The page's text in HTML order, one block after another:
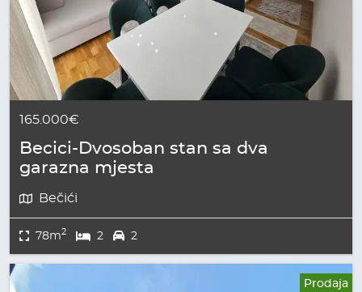
165.000€
Becici-Dvosoban stan sa dva
garazna mjesta
Bečići
78m2 2 2
Prodaja